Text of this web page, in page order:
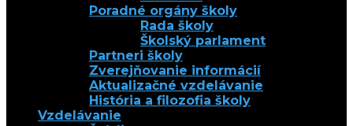
Poradné orgány školy
Rada školy
Školský parlament
Partneri školy
Zverejňovanie informácií
Aktualizačné vzdelávanie
História a filozofia školy
Vzdelávanie